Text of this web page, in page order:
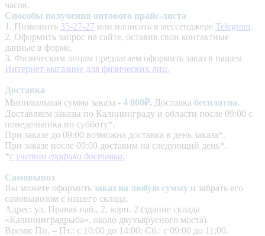
часов.
Способы получения оптового прайс-листа
1. Позвонить 35-27-27 или написать в мессенджере Telegram.
2. Оформить запрос на сайте, оставив свои контактные
данные в форме.
3. Физическим лицам предлагаем оформить заказ в нашем
Интернет-магазине для физических лиц.
Доставка
Минимальная сумма заказа - 4 000₽. Доставка бесплатна.
Доставляем заказы по Калининграду и области после 09:00 с
понедельника по субботу*.
При заказе до 09:00 возможна доставка в день заказа*.
При заказе после 09:00 доставим на следующий день*.
*с учетом графика доставки.
Самовывоз
Вы можете оформить заказ на любую сумму и забрать его
самовывозом с нашего склада.
Адрес: ул. Правая наб., 2, корп. 2 (здание склада
«Калининградрыба», около двухъярусного моста).
Время: Пн. – Пт.: с 10:00 до 14:00; Сб.: с 09:00 до 11:00.